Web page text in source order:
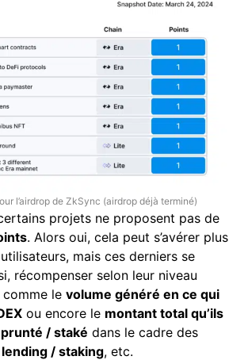
l’airdrop de ZkSync (airdrop déjà terminé)
projets ne proposent pas de
. Alors oui, cela peut s’avérer plus
mais ces derniers se
récompenser selon leur niveau
comme le volume généré en ce qui
ou encore le montant total qu’ils
/ staké dans le cadre des
/ staking, etc.